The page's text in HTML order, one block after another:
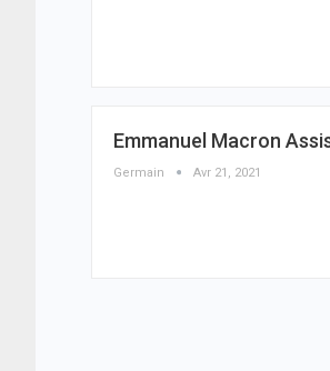
Emmanuel Macron
Germain Avr 21, 2021